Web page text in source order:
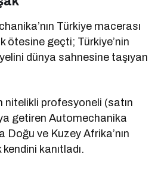
Türkiye macerası
ötesine geçti; Türkiye’nin
dünya sahnesine taşıyan
nitelikli profesyoneli (satın
getiren Automechanika
Doğu ve Kuzey Afrika’nın
kanıtladı.